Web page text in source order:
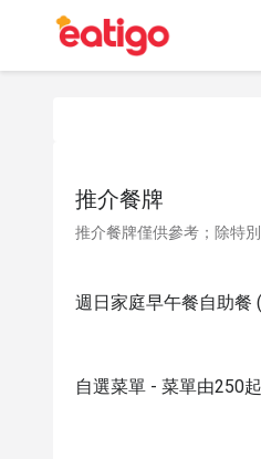
推介餐牌
推介餐牌僅供參考；除特
週日家庭早午餐自助餐
自選菜單 - 菜單由250起